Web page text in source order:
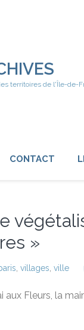
territoires de l'Île-de-
CONTACT
»
villages ville
aux Fleurs, la